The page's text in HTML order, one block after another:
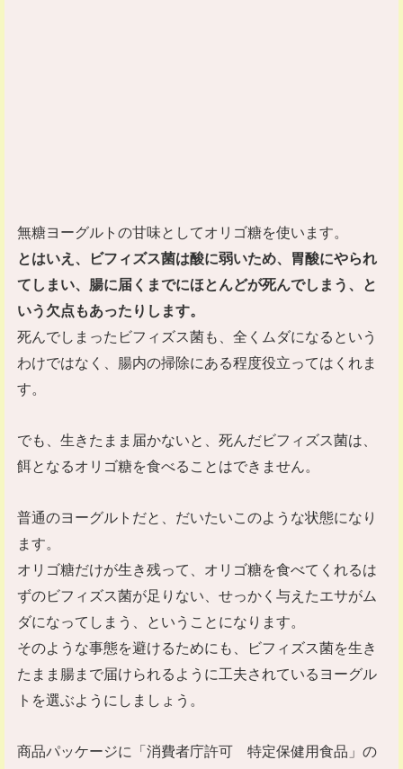
無糖ヨーグルトの甘味としてオリゴ糖を使います。
とはいえ、ビフィズス菌は酸に弱いため、胃酸にやられ
てしまい、腸に届くまでにほとんどが死んでしまう、と
いう欠点もあったりします。
死んでしまったビフィズス菌も、全くムダになるという
わけではなく、腸内の掃除にある程度役立ってはくれま
す。
でも、生きたまま届かないと、死んだビフィズス菌は、
餌となるオリゴ糖を食べることはできません。
普通のヨーグルトだと、だいたいこのような状態になり
ます。
オリゴ糖だけが生き残って、オリゴ糖を食べてくれるは
ずのビフィズス菌が足りない、せっかく与えたエサがム
ダになってしまう、ということになります。
そのような事態を避けるためにも、ビフィズス菌を生き
たまま腸まで届けられるように工夫されているヨーグル
トを選ぶようにしましょう。
商品パッケージに「消費者庁許可 特定保健用食品」の